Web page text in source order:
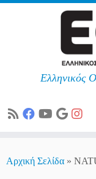
Ελληνικός
Αρχική Σελίδα »